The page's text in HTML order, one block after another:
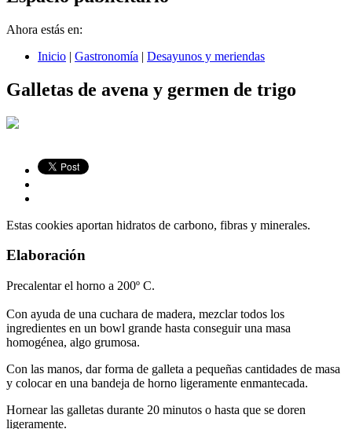
Ahora estás en:
Inicio | Gastronomía | Desayunos y meriendas
Galletas de avena y germen de trigo
Estas cookies aportan hidratos de carbono, fibras y minerales.
Elaboración
Precalentar el horno a 200º C.
Con ayuda de una cuchara de madera, mezclar todos los
ingredientes en un bowl grande hasta conseguir una masa
homogénea, algo grumosa.
Con las manos, dar forma de galleta a pequeñas cantidades de masa
y colocar en una bandeja de horno ligeramente enmantecada.
Hornear las galletas durante 20 minutos o hasta que se doren
ligeramente.